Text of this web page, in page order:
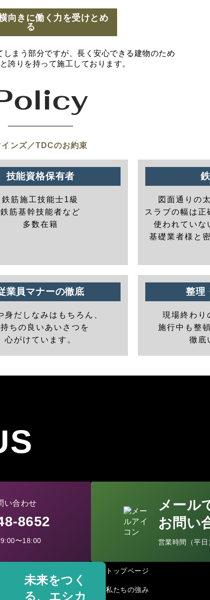
向きに働く力を受けとめ
る
しまう部分ですが、長く安心できる建物のため
誇りを持って施工しております。
インズ／TDCのお約束
技能資格保有者
鉄筋施工技能士1級
鉄筋基幹技能者など
多数在籍
図面通りの
スラブの幅は正
使われていな
基礎業者様と
業員マナーの徹底
身だしなみはもちろん、
ちの良いあいさつを
心がけています。
整理
現場終わり
施行中も整
徹底
い合わせ
8652
〜18:00
メール
お問い
営業時間（平
未来をつく
る、エシカ
トップページ
私たちの強み